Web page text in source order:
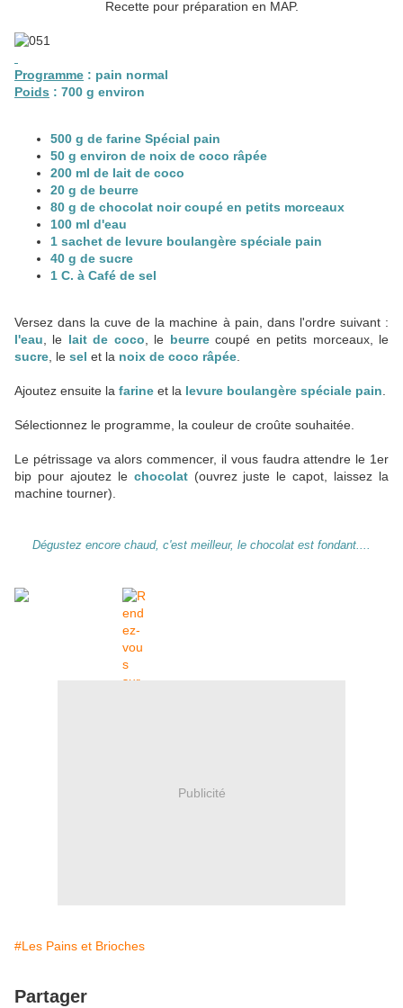
Recette pour préparation en MAP.
Programme : pain normal
Poids : 700 g environ
500 g de farine Spécial pain
50 g environ de noix de coco râpée
200 ml de lait de coco
20 g de beurre
80 g de chocolat noir coupé en petits morceaux
100 ml d'eau
1 sachet de levure boulangère spéciale pain
40 g de sucre
1 C. à Café de sel
Versez dans la cuve de la machine à pain, dans l'ordre suivant :
l'eau , le lait de coco , le beurrecoupé en petits morceaux, le
sucre , le sel et la noix de coco râpée
Ajoutez ensuite la farine et la levure boulangère spéciale pain
Sélectionnez le programme, la couleur de croûte souhaitée.
Le pétrissage va alors commencer, il vous faudra attendre le 1er
bip pour ajoutez le chocolat(ouvrez juste le capot, laissez la
machine tourner).
Dégustez encore chaud, c'est meilleur, le chocolat est fondant....
Publicité
#Les Pains et Brioches
Partager